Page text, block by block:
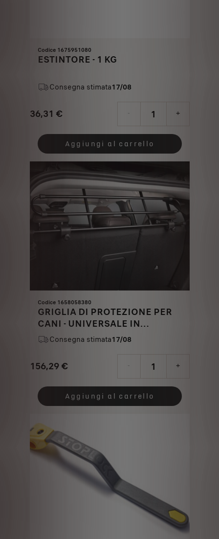
Codice 1675951080
ESTINTORE - 1 KG
Consegna stimata17/08
36,31 €
Price
36,31
- +
Quantity
updated
Aggiungi al carrello
Codice 1658058380
GRIGLIA DI PROTEZIONE PER
CANI - UNIVERSALE IN
METALLO
Consegna stimata17/08
156,29 €
Price
156,29
- +
Quantity
updated
Aggiungi al carrello